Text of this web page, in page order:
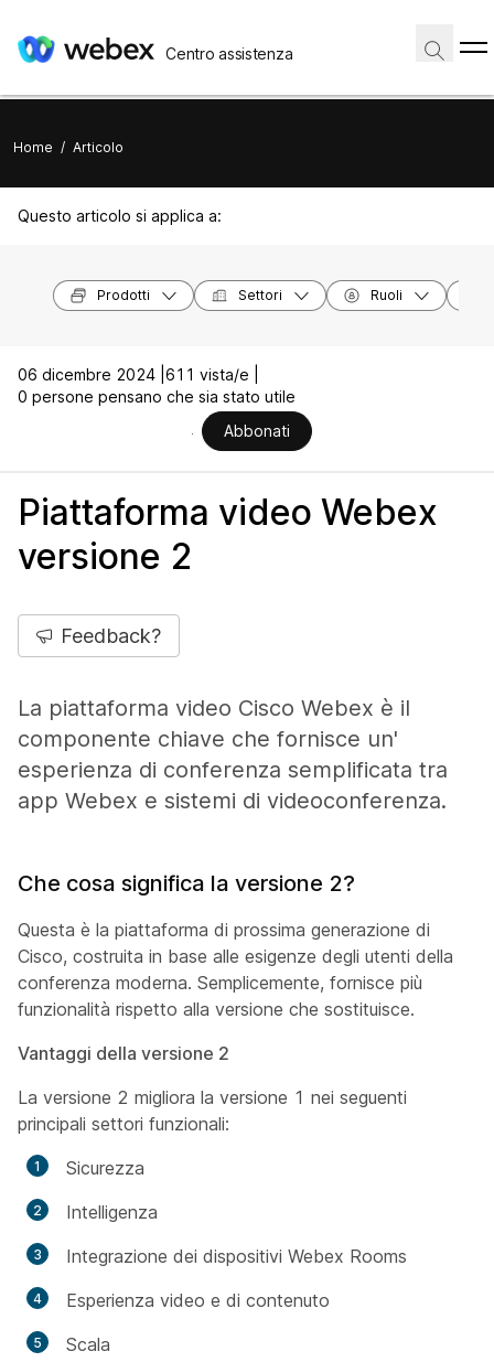
Centro assistenza
Home / Articolo
Questo articolo si applica a:
Prodotti Settori Ruoli
06 dicembre 2024 | 611 vista/e |
0 persone pensano che sia stato utile
Abbonati
Piattaforma video Webex
versione 2
Feedback?
La piattaforma video Cisco Webex è il
componente chiave che fornisce un'
esperienza di conferenza semplificata tra
app Webex e sistemi di videoconferenza.
Che cosa significa la versione 2?
Questa è la piattaforma di prossima generazione di
Cisco, costruita in base alle esigenze degli utenti della
conferenza moderna. Semplicemente, fornisce più
funzionalità rispetto alla versione che sostituisce.
Vantaggi della versione 2
La versione 2 migliora la versione 1 nei seguenti
principali settori funzionali:
Sicurezza
Intelligenza
Integrazione dei dispositivi Webex Rooms
Esperienza video e di contenuto
Scala